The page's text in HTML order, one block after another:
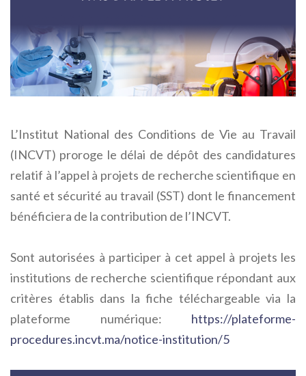
L’Institut National des Conditions de Vie au Travail
(INCVT) proroge le délai de dépôt des candidatures
relatif à l’appel à projets de recherche scientifique en
santé et sécurité au travail (SST) dont le financement
bénéficiera de la contribution de l’INCVT.
Sont autorisées à participer à cet appel à projets les
institutions de recherche scientifique répondant aux
critères établis dans la fiche téléchargeable via la
plateforme numérique: https://plateforme-
procedures.incvt.ma/notice-institution/5